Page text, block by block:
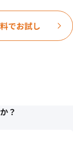
でお試し
？